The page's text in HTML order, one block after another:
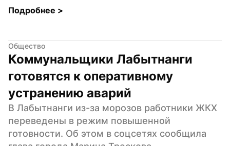
Подробнее >
Общество
Коммунальщики Лабытнанги
готовятся к оперативному
устранению аварий
В Лабытнанги из-за морозов работники ЖКХ
переведены в режим повышенной
готовности. Об этом в соцсетях сообщила